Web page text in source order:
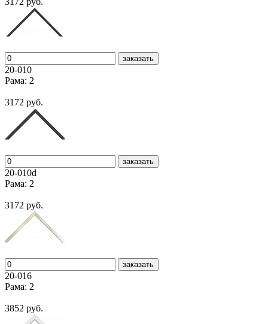
заказать
20-010
Рама: 2
3172 руб.
заказать
20-010d
Рама: 2
3172 руб.
заказать
20-016
Рама: 2
3852 руб.